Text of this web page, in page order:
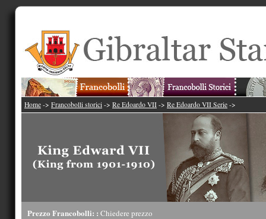
Home -> Francobolli storici -> Re Edoardo VII -> Re Edoardo VII Serie ->
Prezzo Francobolli: : Chiedere prezzo